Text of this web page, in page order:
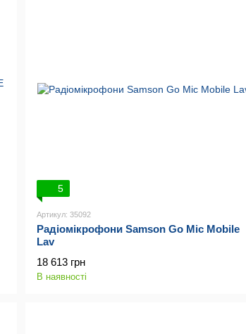
5
Артикул: 35092
Радіомікрофони Samson Go Mic Mobile
Lav
18 613 грн
В наявності